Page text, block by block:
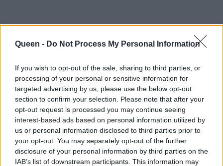
Queen - Do Not Process My Personal Information
If you wish to opt-out of the sale, sharing to third parties, or
processing of your personal or sensitive information for
targeted advertising by us, please use the below opt-out
section to confirm your selection. Please note that after your
opt-out request is processed you may continue seeing
interest-based ads based on personal information utilized by
us or personal information disclosed to third parties prior to
your opt-out. You may separately opt-out of the further
disclosure of your personal information by third parties on the
IAB’s list of downstream participants. This information may